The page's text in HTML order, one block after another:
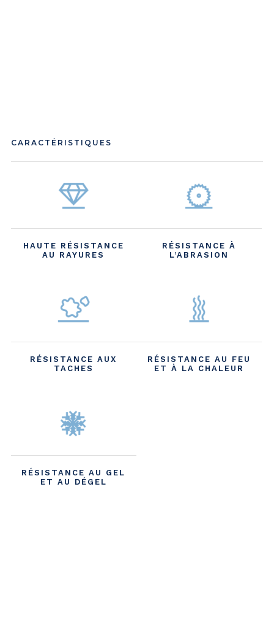
CARACTÉRISTIQUES
HAUTE RÉSISTANCE
AU RAYURES
RÉSISTANCE À
L’ABRASION
RÉSISTANCE AUX
TACHES
RÉSISTANCE AU FEU
ET À LA CHALEUR
RÉSISTANCE AU GEL
ET AU DÉGEL